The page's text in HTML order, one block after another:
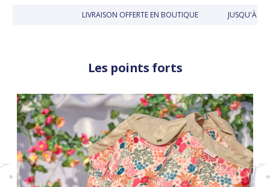
LIVRAISON OFFERTE EN BOUTIQUE JUSQU'À 30
Les points forts